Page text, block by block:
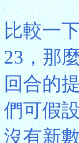
比較一
23，那
回合的
們可假
沒有新